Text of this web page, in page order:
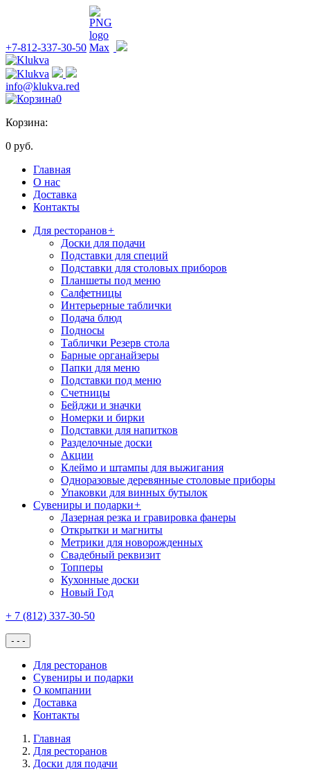
+7-812-337-30-50
info@klukva.red
0
Корзина:
0 руб.
Главная
О нас
Доставка
Контакты
Для ресторанов+
Доски для подачи
Подставки для специй
Подставки для столовых приборов
Планшеты под меню
Салфетницы
Интерьерные таблички
Подача блюд
Подносы
Таблички Резерв стола
Барные органайзеры
Папки для меню
Подставки под меню
Счетницы
Бейджи и значки
Номерки и бирки
Подставки для напитков
Разделочные доски
Акции
Клеймо и штампы для выжигания
Одноразовые деревянные столовые приборы
Упаковки для винных бутылок
Сувениры и подарки+
Лазерная резка и гравировка фанеры
Открытки и магниты
Метрики для новорожденных
Свадебный реквизит
Топперы
Кухонные доски
Новый Год
+ 7 (812) 337-30-50
- - -
Для ресторанов
Сувениры и подарки
О компании
Доставка
Контакты
Главная
Для ресторанов
Доски для подачи